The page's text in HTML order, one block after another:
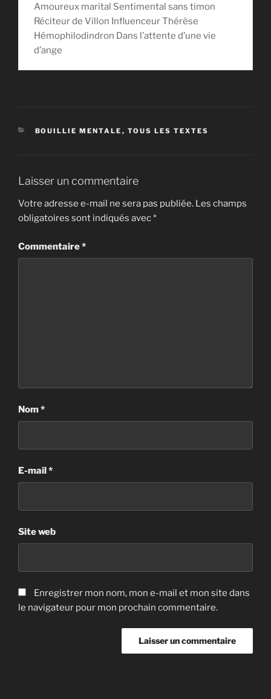
Amoureux marital Sentimental sans timon
Réciteur de Villon Influenceur Thérèse
Hémophilodindron Dans l’attente d’une vie
d’ange
CATÉGORIES
BOUILLIE MENTALE , TOUS LES TEXTES
Laisser un commentaire
Votre adresse e-mail ne sera pas publiée. Les champs
obligatoires sont indiqués avec*
Commentaire*
Nom*
E-mail*
Site web
Enregistrer mon nom, mon e-mail et mon site dans
le navigateur pour mon prochain commentaire.